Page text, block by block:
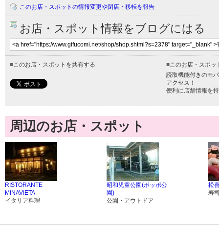
このお店・スポットの情報変更や閉店・移転を報告
お店・スポット情報をブログにはる
■このお店・スポットを共有する ■このお店・スポッ
読取機能付きのモ
アクセス！
便利に店舗情報を
周辺のお店・スポット
RISTORANTE
MINAVIETA
イタリア料理
昭和児童公園(ポッポ公
園)
公園・アウトドア
松
寿